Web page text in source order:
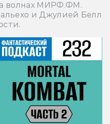
волнах МИРФ.ФМ.
и Джулией Белл